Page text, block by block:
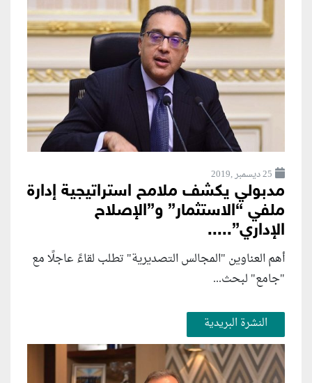
25 ديسمبر ,2019
مدبولي يكشف ملامح استراتيجية إدارة
ملفي “الاستثمار” و”الإصلاح
الإداري”.....
أهم العناوين "المجالس التصديرية" تطلب لقاءً عاجلًا مع
"جامع" لبحث...
النشرة البريدية